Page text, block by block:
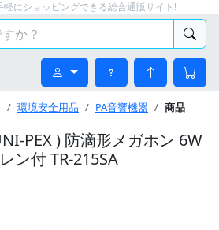
軽にショッピングできる総合通販サイト!
環境安全用品 PA音響機器 商品
PEX ) 防滴形メガホン 6W
ン付 TR-215SA